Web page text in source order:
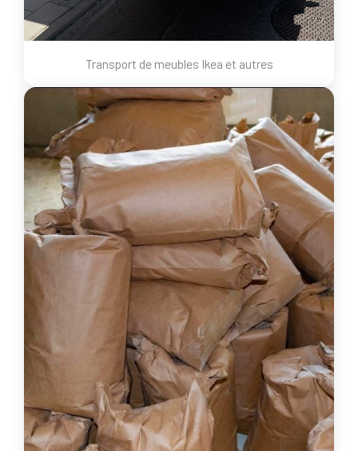
Transport de meubles Ikea et autres